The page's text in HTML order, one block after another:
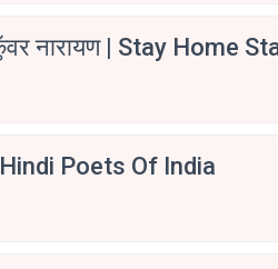
नारायण | Stay Home
Poets Of India